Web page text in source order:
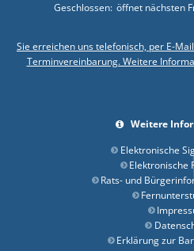
Klicken, um weitere Öffnungs-
Geschlossen: öffnet nächsten
Sie erreichen uns telefonisch, per E-
Terminvereinbarung. Weitere
Weitere
Elektronische
Elektronische
Rats- und
Erklärung zur